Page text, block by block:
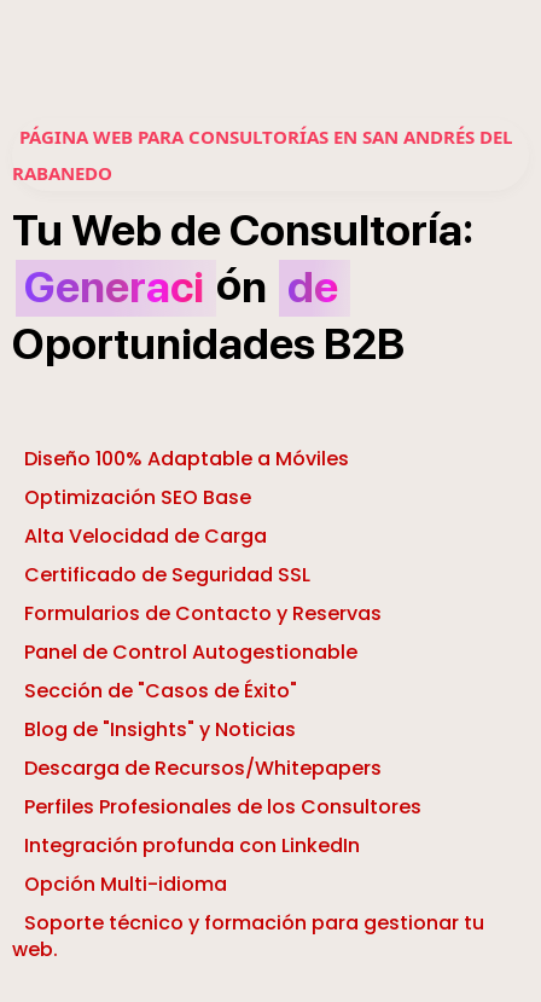
PÁGINA WEB PARA CONSULTORÍAS EN SAN ANDRÉS DEL
RABANEDO
Tu Web deConsultoría:
Generaci ón de
Oportunidades B2B
Diseño 100% Adaptable a Móviles
Optimización SEO Base
Alta Velocidad de Carga
Certificado de Seguridad SSL
Formularios de Contacto y Reservas
Panel de Control Autogestionable
Sección de "Casos de Éxito"
Blog de "Insights" y Noticias
Descarga de Recursos/Whitepapers
Perfiles Profesionales de los Consultores
Integración profunda con LinkedIn
Opción Multi-idioma
Soporte técnico y formación para gestionar tu
web.